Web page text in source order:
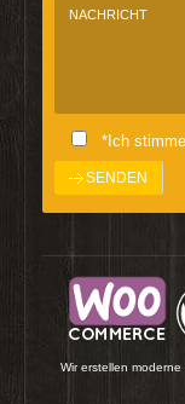
*Ich
Wir erstellen moderne